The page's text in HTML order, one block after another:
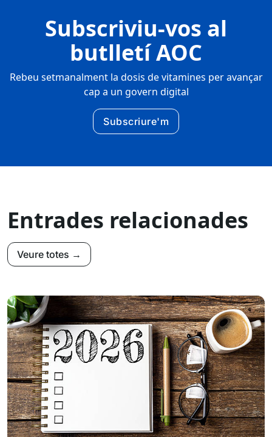
Subscriviu-vos al
butlletí AOC
Rebeu setmanalment la dosis de vitamines per avançar
cap a un govern digital
Subscriure'm
Entrades relacionades
Veure totes →